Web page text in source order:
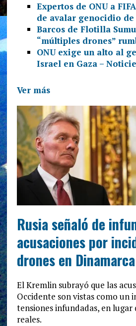
Expertos de ONU a
de avalar genocidio de
Barcos de Flotilla
“múltiples drones”
ONU exige un alto al
Israel en Gaza –
Ver más
Rusia señaló de
acusaciones por
drones en Dinamarca
El Kremlin subrayó que las
Occidente son vistas como un
tensiones infundadas, en lugar
reales.